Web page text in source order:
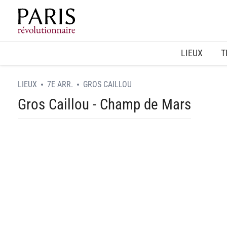
Home
LIEUX
LIEUX 7E ARR. GROS CAILLOU
Gros Caillou - Champ de Mars